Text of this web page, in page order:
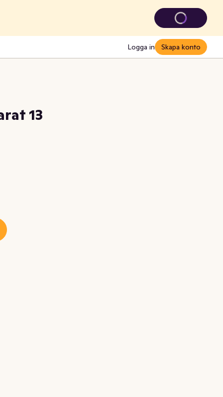
Logga in Skapa konto
13